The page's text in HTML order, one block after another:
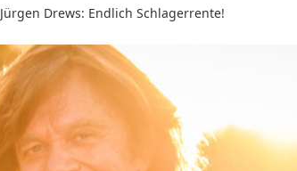
Jürgen Drews: Endlich Schlagerrente!